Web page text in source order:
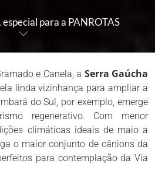
para a PANROTAS
e Canela, a Serra Gaúcha
linda vizinhança para ampliar a
do Sul, por exemplo, emerge
regenerativo. Com menor
climáticas ideais de maio a
o maior conjunto de cânions da
para contemplação da Via